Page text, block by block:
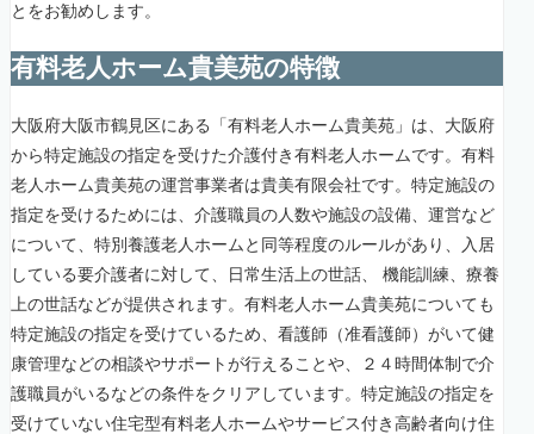
とをお勧めします。
有料老人ホーム貴美苑の特徴
大阪府大阪市鶴見区にある「有料老人ホーム貴美苑」は、大阪府
から特定施設の指定を受けた介護付き有料老人ホームです。有料
老人ホーム貴美苑の運営事業者は貴美有限会社です。特定施設の
指定を受けるためには、介護職員の人数や施設の設備、運営など
について、特別養護老人ホームと同等程度のルールがあり、入居
している要介護者に対して、日常生活上の世話、 機能訓練、療養
上の世話などが提供されます。有料老人ホーム貴美苑についても
特定施設の指定を受けているため、看護師（准看護師）がいて健
康管理などの相談やサポートが行えることや、２４時間体制で介
護職員がいるなどの条件をクリアしています。特定施設の指定を
受けていない住宅型有料老人ホームやサービス付き高齢者向け住